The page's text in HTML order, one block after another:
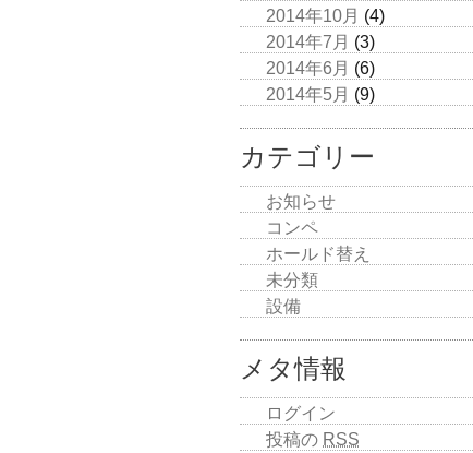
2014年10月 (4)
2014年7月 (3)
2014年6月 (6)
2014年5月 (9)
カテゴリー
お知らせ
コンペ
ホールド替え
未分類
設備
メタ情報
ログイン
投稿の RSS